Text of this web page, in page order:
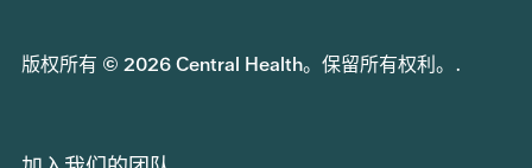
版权所有 © 2026 Central Health。保留所有权利。.